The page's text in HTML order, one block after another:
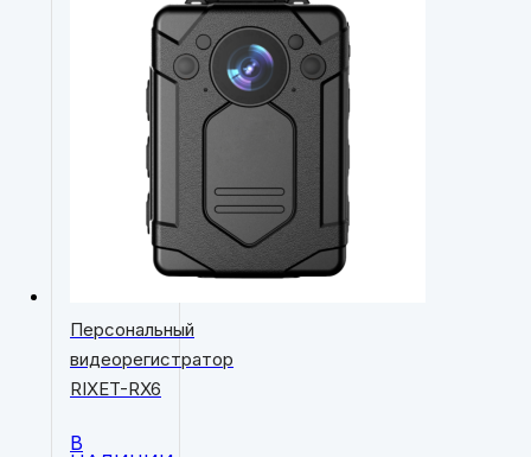
Персональный
видеорегистратор
RIXET-RX6
В